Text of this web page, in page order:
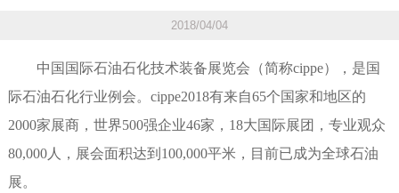
2018/04/04
中国国际石油石化技术装备展览会（简称cippe），是国
际石油石化行业例会。cippe2018有来自65个国家和地区的
2000家展商，世界500强企业46家，18大国际展团，专业观众
80,000人，展会面积达到100,000平米，目前已成为全球石油
展。